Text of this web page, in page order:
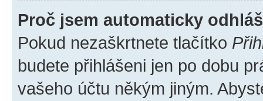
Proč jsem automaticky
Pokud nezaškrtnete tlačítko
budete přihlášeni jen po dobu
vašeho účtu někým jiným.